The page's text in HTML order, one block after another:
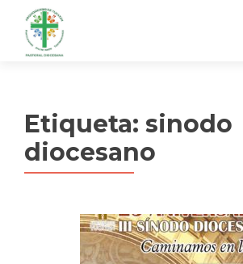
Etiqueta: sinodo
diocesano